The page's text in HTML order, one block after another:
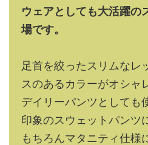
ウェアとしても大活躍の
場です。
足首を絞ったスリムなレ
スのあるカラーがオシャ
デイリーパンツとしても
印象のスウェットパンツ
もちろんマタニティ仕様